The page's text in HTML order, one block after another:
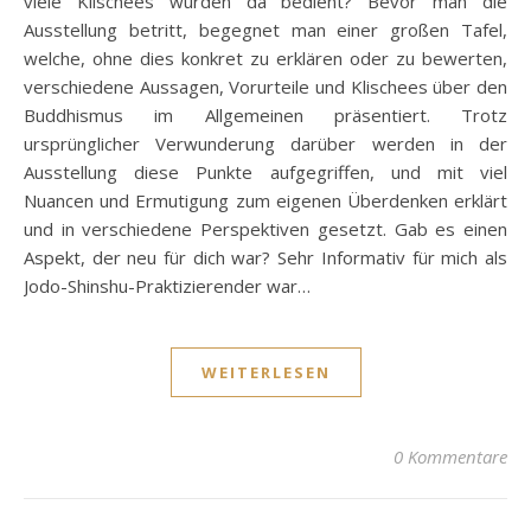
Ausstellung betritt, begegnet man einer großen Tafel,
welche, ohne dies konkret zu erklären oder zu bewerten,
verschiedene Aussagen, Vorurteile und Klischees über den
Buddhismus im Allgemeinen präsentiert. Trotz
ursprünglicher Verwunderung darüber werden in der
Ausstellung diese Punkte aufgegriffen, und mit viel
Nuancen und Ermutigung zum eigenen Überdenken erklärt
und in verschiedene Perspektiven gesetzt. Gab es einen
Aspekt, der neu für dich war? Sehr Informativ für mich als
Jodo-Shinshu-Praktizierender war…
WEITERLESEN
0 Kommentare